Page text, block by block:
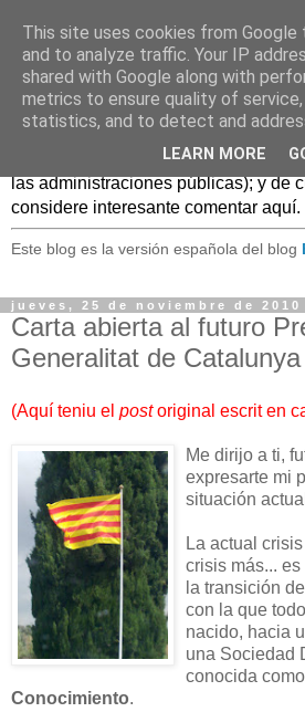
Caldo Casero
Blog sobre experiencias,
... sobre lo que se conoce como
mundo de las TIC, (especialmente
las administraciones públicas); y de
considere interesante comentar aquí.
Este blog es la versión española del blog
jueves, 25 de noviembre de 2010
Carta abierta al futuro
Generalitat de Catalunya
(Aquí teniu el postoriginal escrit en
Me dirijo a ti,
expresarte mi
situación
La actual
crisis más...
la transición
con la que
nacido, hacia
una Sociedad
conocida
Conocimiento.
This site uses cookies from
and to analyze traffic. Your IP
shared with Google along with
metrics to ensure quality of
statistics, and to detect and
LEARN MORE